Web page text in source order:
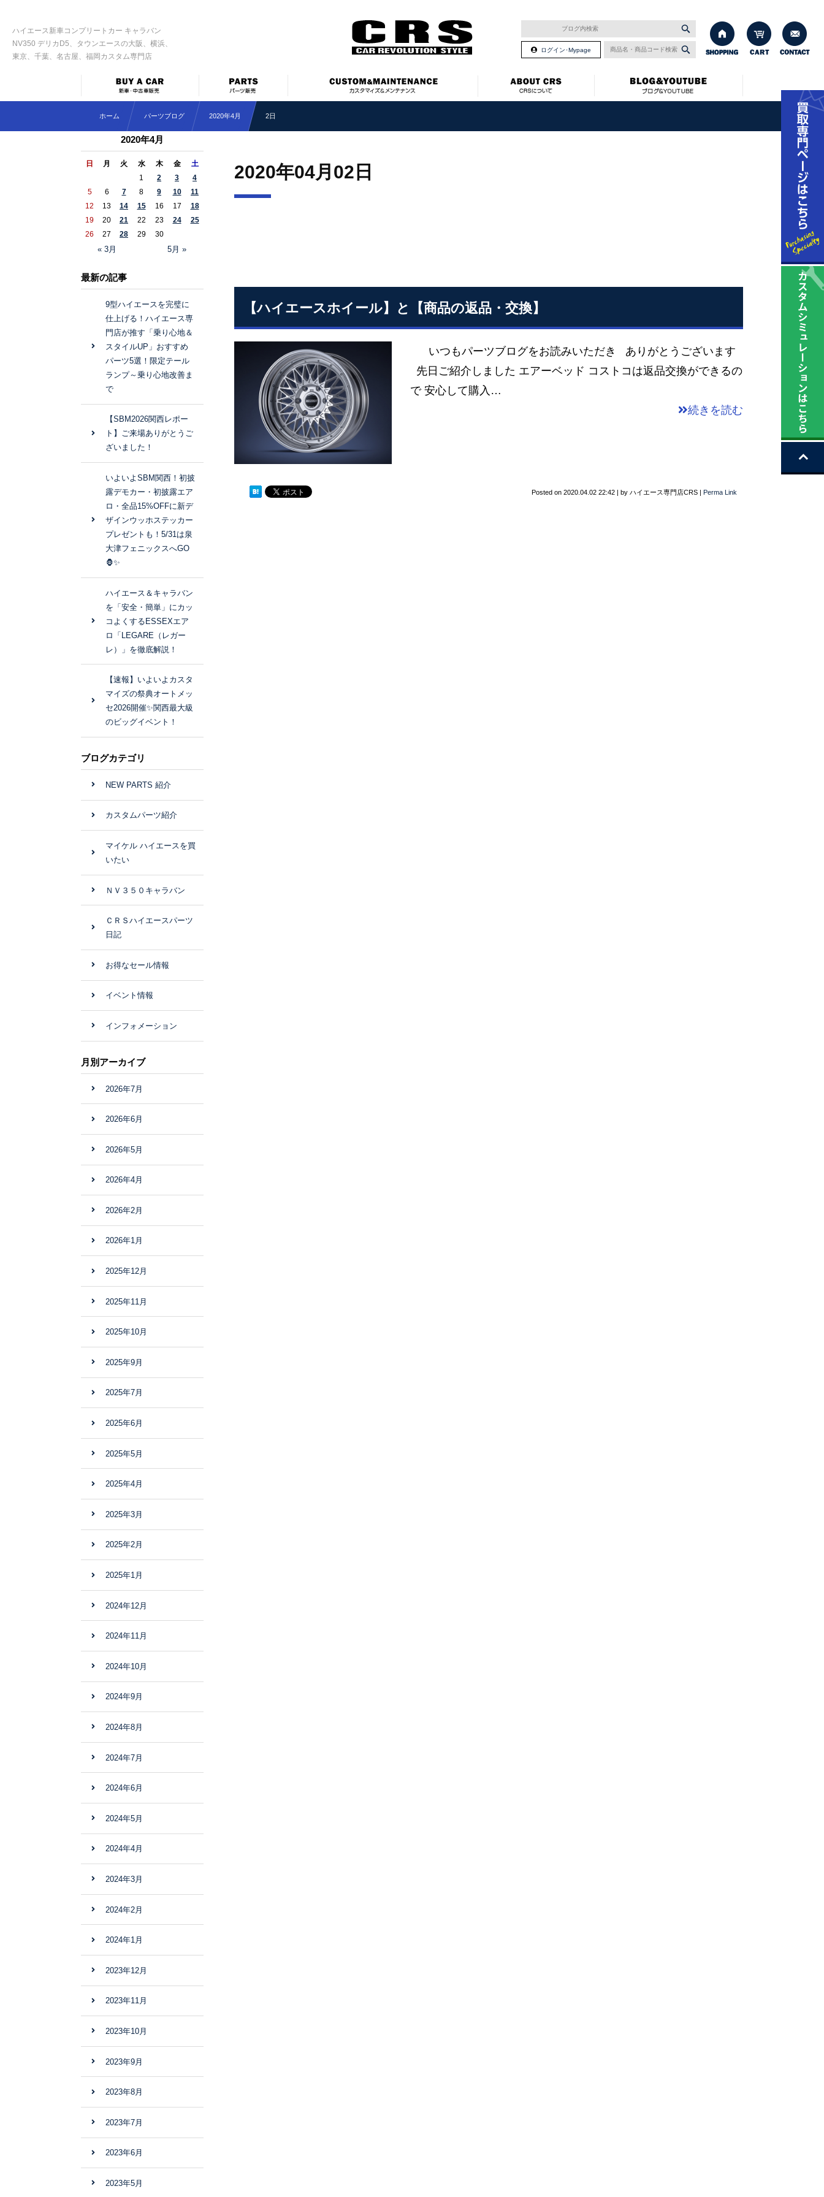
ハイエース新車コンプリートカー キャラバン
NV350 デリカD5、タウンエースの大阪、横浜、
東京、千葉、名古屋、福岡カスタム専門店
ログイン･Mypage
ホーム パーツブログ 2020年4月 2日
2020年04月02日
【ハイエースホイール】と【商品の返品・交換】
いつもパーツブログをお読みいただき ありがとうございます
先日ご紹介しました エアーベッド コストコは返品交換ができるの
で 安心して購入…
続きを読む
Posted on 2020.04.02 22:42 | by ハイエース専門店CRS | Perma Link
2020年4月
日 月 火 水 木 金 土
« 3月 5月 »
1 2 3
4
5
6 7 8 9 10
11
12
13 14 15 16 17
18
19
20 21 22 23 24
25
26
27 28 29 30
最新の記事
9型ハイエースを完璧に
仕上げる！ハイエース専
門店が推す「乗り心地＆
スタイルUP」おすすめ
パーツ5選！限定テール
ランプ～乗り心地改善ま
で
【SBM2026関西レポー
ト】ご来場ありがとうご
ざいました！
いよいよSBM関西！初披
露デモカー・初披露エア
ロ・全品15%OFFに新デ
ザインウッホステッカー
プレゼントも！5/31は泉
大津フェニックスへGO
🦍✨
ハイエース＆キャラバン
を「安全・簡単」にカッ
コよくするESSEXエア
ロ「LEGARE（レガー
レ）」を徹底解説！
【速報】いよいよカスタ
マイズの祭典オートメッ
セ2026開催✨関西最大級
のビッグイベント！
ブログカテゴリ
NEW PARTS 紹介
カスタムパーツ紹介
マイケル ハイエースを買
いたい
ＮＶ３５０キャラバン
ＣＲＳハイエースパーツ
日記
お得なセール情報
イベント情報
インフォメーション
月別アーカイブ
2026年7月
2026年6月
2026年5月
2026年4月
2026年2月
2026年1月
2025年12月
2025年11月
2025年10月
2025年9月
2025年7月
2025年6月
2025年5月
2025年4月
2025年3月
2025年2月
2025年1月
2024年12月
2024年11月
2024年10月
2024年9月
2024年8月
2024年7月
2024年6月
2024年5月
2024年4月
2024年3月
2024年2月
2024年1月
2023年12月
2023年11月
2023年10月
2023年9月
2023年8月
2023年7月
2023年6月
2023年5月